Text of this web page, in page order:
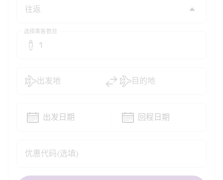
选择乘客数目
1
优惠代码(选填)
出发地 目的地
出发日期 回程日期